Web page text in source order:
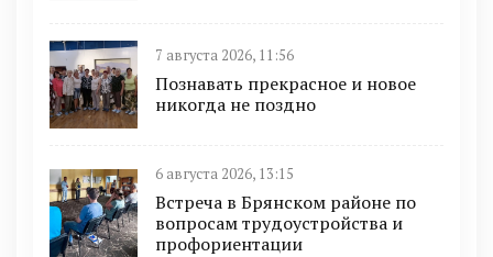
7 августа 2026, 11:56
Познавать прекрасное и новое
никогда не поздно
6 августа 2026, 13:15
Встреча в Брянском районе по
вопросам трудоустройства и
профориентации